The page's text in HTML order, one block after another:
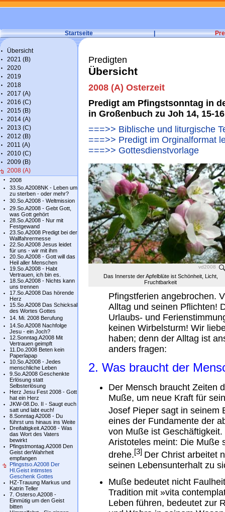
Startseite |
Übersicht
2021 (B)
2020
2019
2018
2017 (A)
2016 (C)
2015 (B)
2014 (A)
2013 (C)
2012 (B)
2011 (A)
2010 (C)
2009 (B)
2008 (A)
2008
33.So.A2008NK - Leben um
zu sterben - oder mehr?
30.So.A2008 - Weltmission
29.So.A2008 - Gebt Gott,
was Gott gehört
28.So.A2008 - Nur mit
Festgewand
23.So.A2008 Predigt bei der
Wallfahrermesse
22.So.A2008 Jesus leidet
für uns - wir mit ihm
20.So.A2008 - Gott will das
Heil aller Menschen
19.So.A2008 - Habt
Vertrauen, ich bin es.
18.So.A2008 - Nichts kann
uns trennen
17.So.A2008 Das hörende
Herz
15.So.A2008 Das Schicksal
des Wortes Gottes
14. Mi. 2008 Berufung
14.So.A2008 Nachfolge
Jesu - ein Joch?
12.Sonntag.A2008 Mit
Vertrauen geimpft
11.Do.2008 Beten kein
Paperlapap
10.So.A2008 - Jedes
menschliche Leben
9.So.A2008 Geschenkte
Erlösung statt
Selbsterlösung
Herz Jesu Fest 2008 - Gott
hat ein Herz
JKW-08.Do. II - Saugt euch
satt und labt euch!
8.Sonntag A2008 - Du
führst uns hinaus ins Weite
Dreifaltigkeit.A2008 - Was
das Wort des Vaters
bewirkt
Pfingstmontag.A2008 Den
Geist derWahrheit
empfangen
Pfingstso.A2008 Der
Hl.Geist intimstes
Geschenk Gottes
HZ-Trauung Markus und
Katrin Teller
7. Osterso.A2008 -
Einmütig um den Geist
bitten
Predigten
Übersicht
2008 (A) Osterzeit
Predigt am Pfingstsonntag in
in Großenbuch zu Joh 14, 15-
===>> Biblische und liturgische
===>> Predigt im Orginalformat
===>> Gottesdienstvorlage
vd2008
Das Innerste der Apfelblüte ist Schönheit, Licht,
Fruchtbarkeit
Pfingstferien angebrochen.
Alltag und seinen Pflichten!
Urlaubs- und
keinen Wirbelsturm! Wir
haben; denn der Alltag ist
anders fragen:
2. Was braucht der
Der Mensch braucht Zeiten
Muße, um neue Kraft für
Josef Pieper sagt in seinem
eines der Fundamente der
von Muße ist
Aristoteles meint: Die Muße
drehe.[3] Der Christ arbeitet
seinen Lebensunterhalt zu
Muße bedeutet nicht
Tradition mit »vita
Leben führen, bedeutet zur